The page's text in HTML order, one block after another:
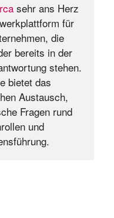
sehr ans Herz
für
die
bereits in der
stehen.
bietet das
Austausch,
Fragen rund
und